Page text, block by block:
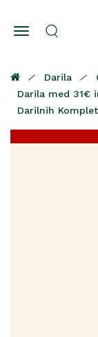
Darila
Darila med 31€
Darilnih